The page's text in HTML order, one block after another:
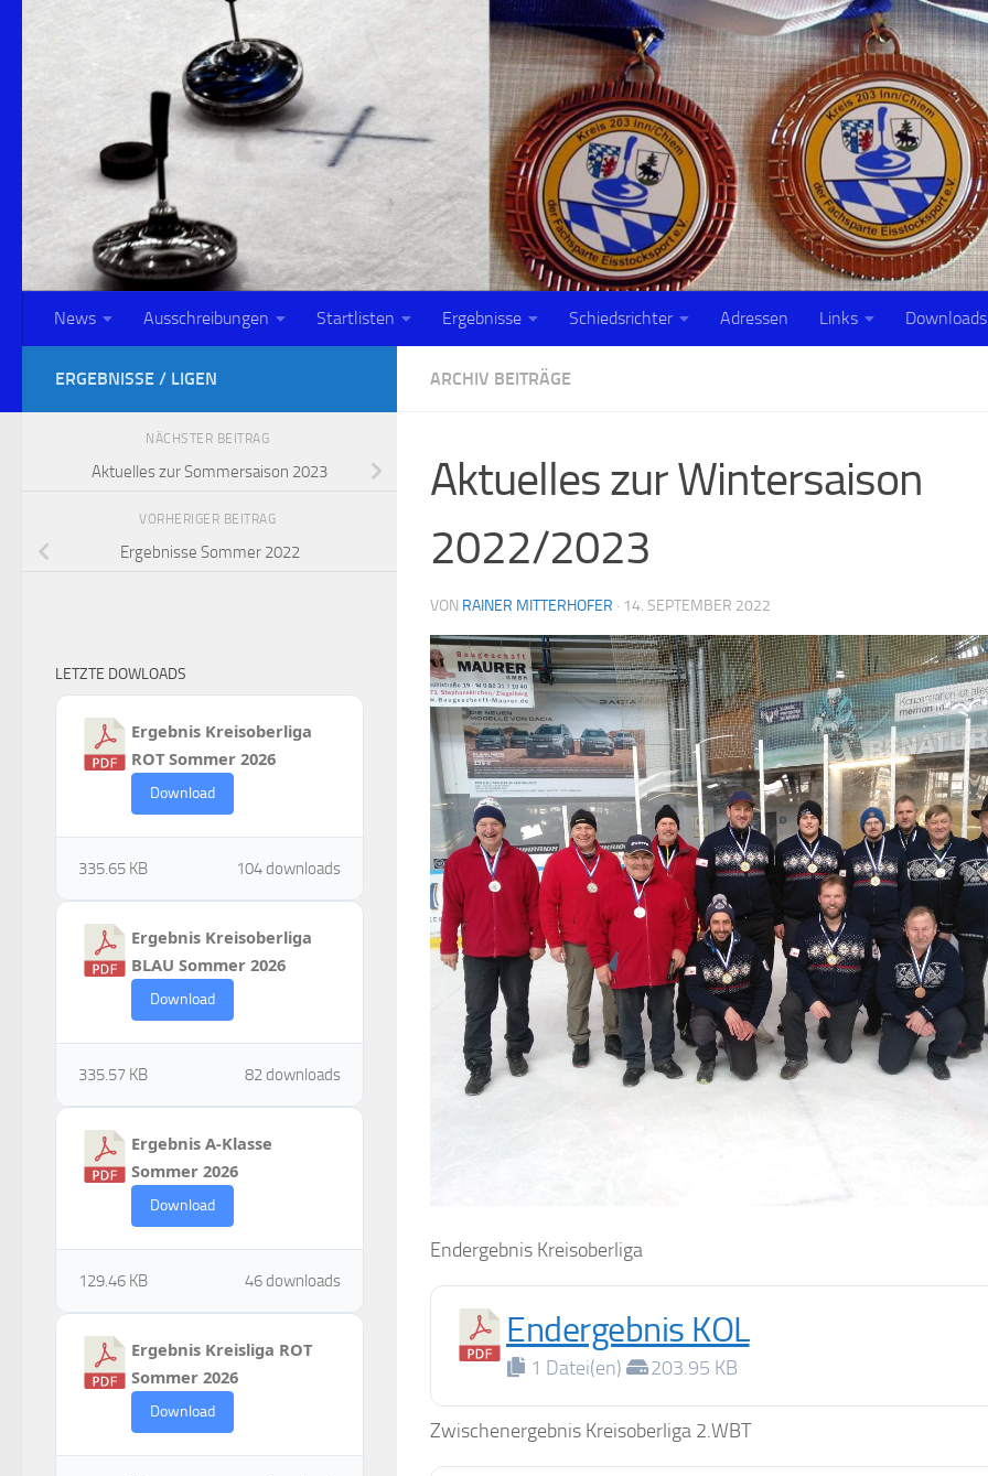
News Ausschreibungen Startlisten Ergebnisse Schiedsrichter Adressen Links Downloads
ARCHIV BEITRÄGE
Aktuelles zur Wintersaison
2022/2023
VON RAINER MITTERHOFER · 14. SEPTEMBER 2022
Endergebnis Kreisoberliga
Endergebnis KOL
1 Datei(en) 203.95 KB
Zwischenergebnis Kreisoberliga 2.WBT
ERGEBNISSE / LIGEN
NÄCHSTER BEITRAG
Aktuelles zur Sommersaison 2023
VORHERIGER BEITRAG
Ergebnisse Sommer 2022
LETZTE DOWLOADS
Ergebnis Kreisoberliga
ROT Sommer 2026
Download
104 downloads
335.65 KB
Ergebnis Kreisoberliga
BLAU Sommer 2026
Download
82 downloads
335.57 KB
Ergebnis A-Klasse
Sommer 2026
Download
46 downloads
129.46 KB
Ergebnis Kreisliga ROT
Sommer 2026
Download